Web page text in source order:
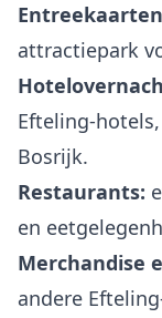
attractiepark
Efteling-
Bosrijk.
Restaurants:
en
Merchandise
andere